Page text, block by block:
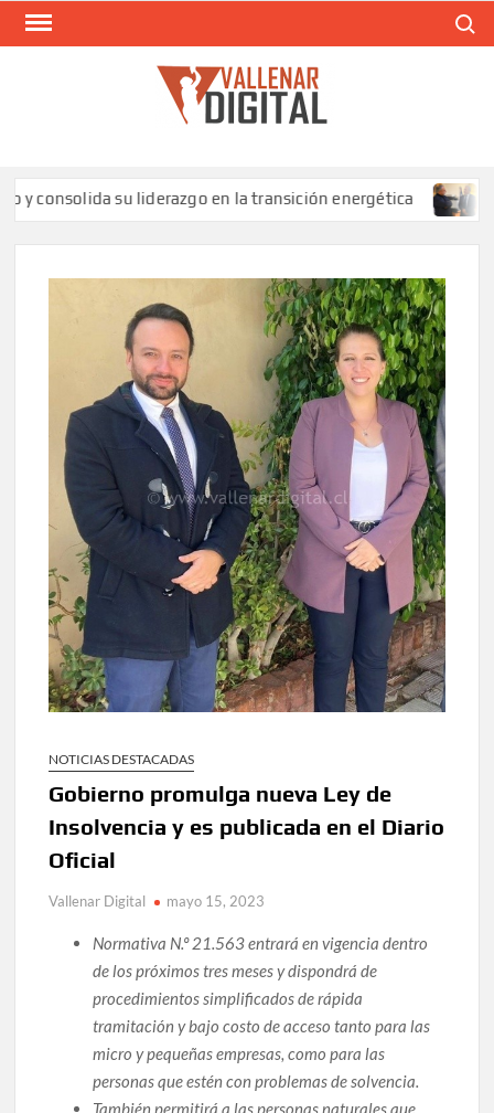
Saltar
su liderazgo en la transición energética SLEP
NOTICIAS DESTACADAS
Gobierno promulga nueva Ley de
Insolvencia y es publicada en el Diario
Oficial
Vallenar Digital mayo 15, 2023
Normativa N.º 21.563 entrará en vigencia dentro
de los próximos tres meses y dispondrá de
procedimientos simplificados de rápida
tramitación y bajo costo de acceso tanto para las
micro y pequeñas empresas, como para las
personas que estén con problemas de solvencia.
También permitirá a las personas naturales que